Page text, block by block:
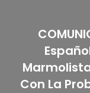
Con La